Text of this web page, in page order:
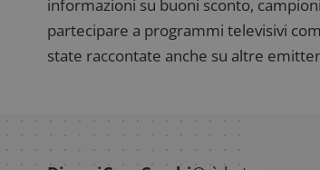
informazioni su buoni sconto,
partecipare a programmi televisivi
state raccontate anche su altre